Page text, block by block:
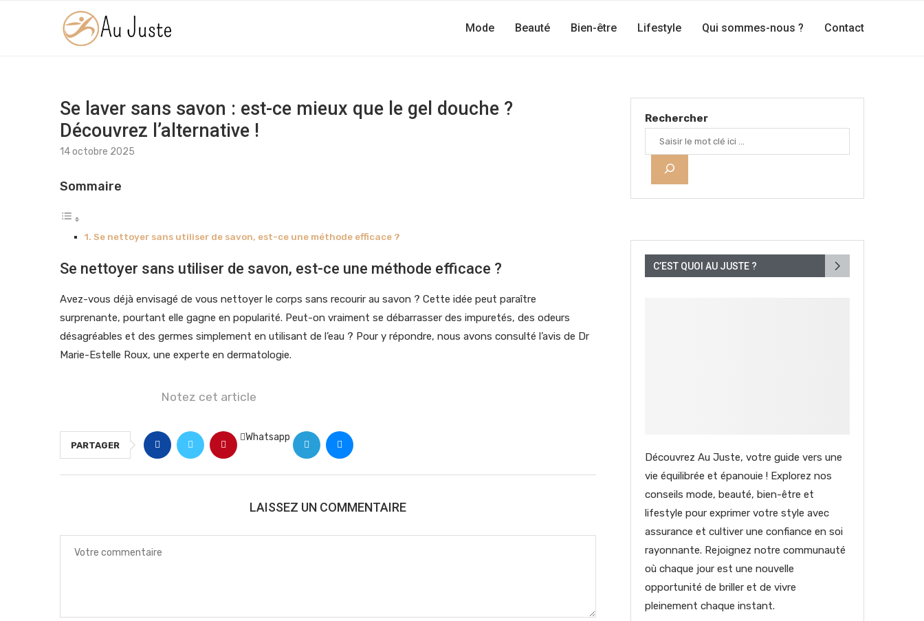
Mode Beauté Bien-être Lifestyle Qui sommes-nous ? Contact
Se laver sans savon : est-ce mieux que le gel douche ?
Découvrez l’alternative !
14 octobre 2025
Sommaire
Se nettoyer sans utiliser de savon, est-ce une méthode efficace ?
Se nettoyer sans utiliser de savon, est-ce une méthode efficace ?
Avez-vous déjà envisagé de vous nettoyer le corps sans recourir au savon ? Cette idée peut paraître
surprenante, pourtant elle gagne en popularité. Peut-on vraiment se débarrasser des impuretés, des odeurs
désagréables et des germes simplement en utilisant de l’eau ? Pour y répondre, nous avons consulté l’avis de Dr
Marie-Estelle Roux, une experte en dermatologie.
Notez cet article
PARTAGER
Whatsapp
LAISSEZ UN COMMENTAIRE
Rechercher
C’EST QUOI AU JUSTE ?
Découvrez Au Juste, votre guide vers une
vie équilibrée et épanouie ! Explorez nos
conseils mode, beauté, bien-être et
lifestyle pour exprimer votre style avec
assurance et cultiver une confiance en soi
rayonnante. Rejoignez notre communauté
où chaque jour est une nouvelle
opportunité de briller et de vivre
pleinement chaque instant.